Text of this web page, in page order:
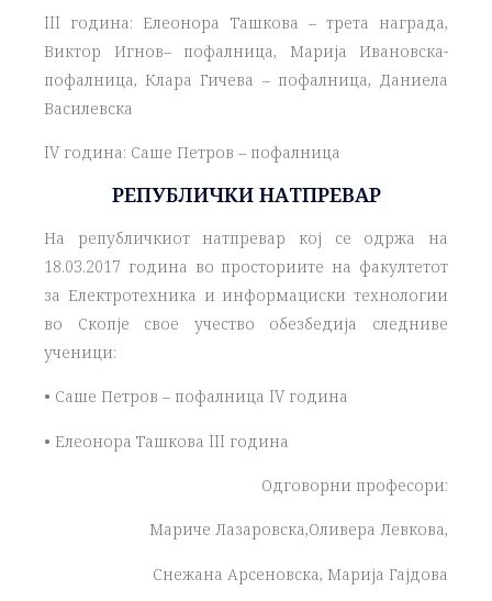
III година: Елеонора Ташкова – трета награда,
Виктор Игнов– пофалница, Марија Ивановска-
пофалница, Клара Гичева – пофалница, Даниела
Василевска
IV година: Саше Петров – пофалница
РЕПУБЛИЧКИ НАТПРЕВАР
На републичкиот натпревар кој се одржа на
18.03.2017 година во просториите на факултетот
за Електротехника и информациски технологии
во Скопје свое учество обезбедија следниве
ученици:
• Саше Петров – пофалница IV година
• Елеонора Ташкова III година
Одговорни професори:
Мариче Лазаровска,Оливера Левкова,
Снежана Арсеновска, Марија Гајдова